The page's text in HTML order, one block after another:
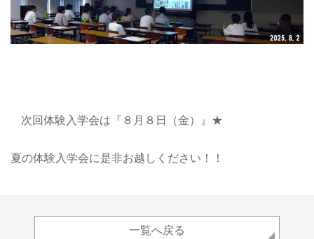
次回体験入学会は 『８月８日（金）』★
夏の体験入学会に是非お越しください！！
一覧へ戻る